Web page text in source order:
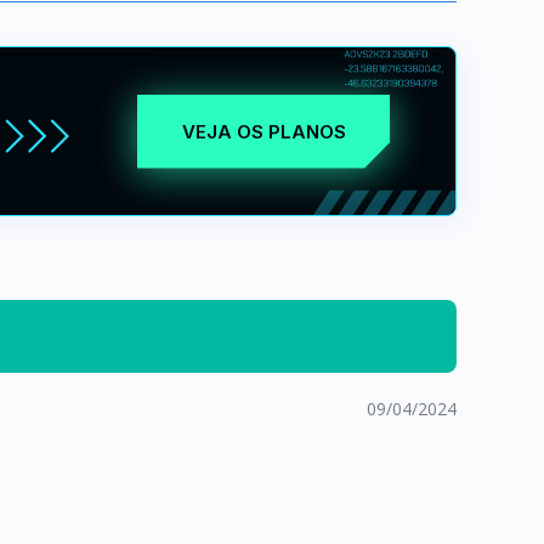
VEJA OS PLANOS
09/04/2024